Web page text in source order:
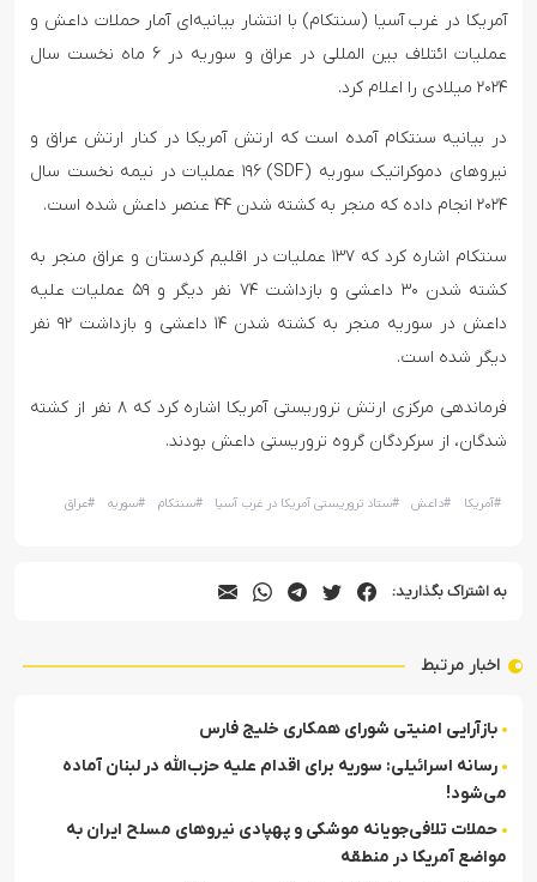
آمریکا در غرب آسیا (سنتکام) با انتشار بیانیه‌ای آمار حملات داعش و
عملیات ائتلاف بین المللی در عراق و سوریه در ۶ ماه نخست سال
۲۰۲۴ میلادی را اعلام کرد.
در بیانیه سنتکام آمده است که ارتش آمریکا در کنار ارتش عراق و
نیروهای دموکراتیک سوریه (SDF) ۱۹۶ عملیات در نیمه نخست سال
۲۰۲۴ انجام داده که منجر به کشته شدن ۴۴ عنصر داعش شده است.
سنتکام اشاره کرد که ۱۳۷ عملیات در اقلیم کردستان و عراق منجر به
کشته شدن ۳۰ داعشی و بازداشت ۷۴ نفر دیگر و ۵۹ عملیات علیه
داعش در سوریه منجر به کشته شدن ۱۴ داعشی و بازداشت ۹۲ نفر
دیگر شده است.
فرماندهی مرکزی ارتش تروریستی آمریکا اشاره کرد که ۸ نفر از کشته
شدگان، از سرکردگان گروه تروریستی داعش بودند.
#آمریکا #داعش #ستاد تروریستی آمریکا در غرب آسیا #سنتکام #سوریه #عراق
به اشتراک بگذارید:
اخبار مرتبط
بازآرایی امنیتی شورای همکاری خلیج فارس
رسانه اسرائیلی: سوریه برای اقدام علیه حزب‌الله در لبنان آماده
می‌شود!
حملات تلافی‌جویانه موشکی و پهپادی نیروهای مسلح ایران به
مواضع آمریکا در منطقه